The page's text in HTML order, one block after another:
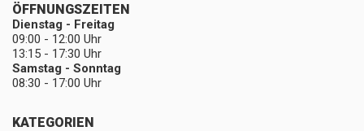
KATEGORIEN
ÖFFNUNGSZEITEN
Dienstag - Freitag
09:00 - 12:00 Uhr
13:15 - 17:30 Uhr
Samstag - Sonntag
08:30 - 17:00 Uhr